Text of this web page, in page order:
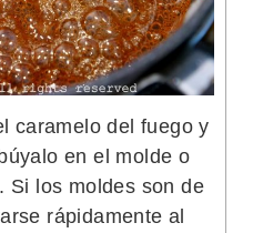
caramelo del fuego y
en el molde o
Si los moldes son de
rápidamente al